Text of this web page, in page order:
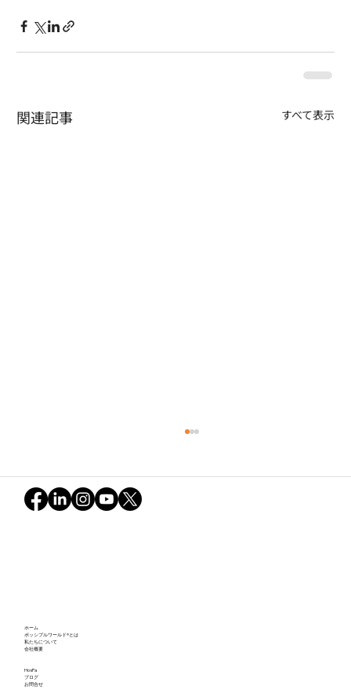
関連記事 すべて表示
ーセッション（日本語）実施報告ーあと
ホーム
ポッシブルワールド®とは
私たちについて
会社概要
HosPa
ブログ
お問合せ